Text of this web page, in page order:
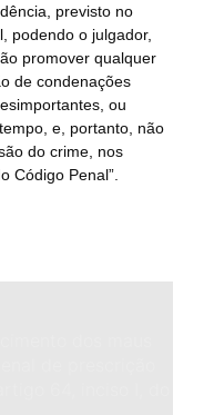
previsto no
podendo o julgador,
promover qualquer
de condenações
ou
e, portanto, não
do crime, nos
Código Penal”.